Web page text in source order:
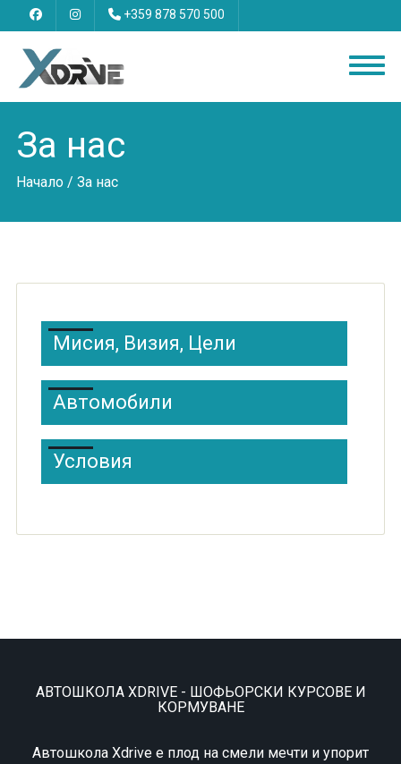
+359 878 570 500
За нас
Начало/ За нас
Мисия, Визия, Цели
Автомобили
Условия
АВТОШКОЛА XDRIVE - ШОФЬОРСКИ КУРСОВЕ И
КОРМУВАНЕ
Автошкола Xdrive е плод на смели мечти и упорит